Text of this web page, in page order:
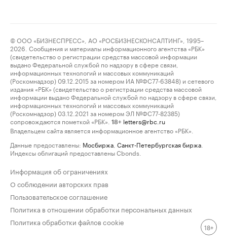
© ООО «БИЗНЕСПРЕСС», АО «РОСБИЗНЕСКОНСАЛТИНГ», 1995–
2026. Сообщения и материалы информационного агентства «РБК»
(свидетельство о регистрации средства массовой информации
выдано Федеральной службой по надзору в сфере связи,
информационных технологий и массовых коммуникаций
(Роскомнадзор) 09.12.2015 за номером ИА №ФС77-63848) и сетевого
издания «РБК» (свидетельство о регистрации средства массовой
информации выдано Федеральной службой по надзору в сфере связи,
информационных технологий и массовых коммуникаций
(Роскомнадзор) 03.12.2021 за номером ЭЛ №ФС77-82385)
сопровождаются пометкой «РБК».
18+ letters@rbc.ru
Владельцем сайта является информационное агентство «РБК».
Данные предоставлены: Мосбиржа Санкт-Петербургская биржа
Индексы облигаций предоставлены Cbonds.
Информация об ограничениях
О соблюдении авторских прав
Пользовательское соглашение
Политика в отношении обработки персональных данных
Политика обработки файлов cookie
18+